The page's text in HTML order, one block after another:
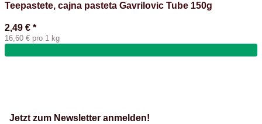
Teepastete, cajna pasteta Gavrilovic Tube 150g
2,49 € *
16,60 € pro 1 kg
Jetzt zum Newsletter anmelden!